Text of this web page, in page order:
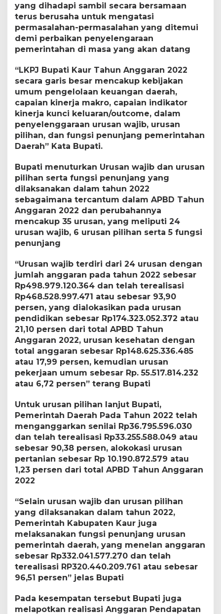
yang dihadapi sambil secara bersamaan
terus berusaha untuk mengatasi
permasalahan-permasalahan yang ditemui
demi perbaikan penyelengaraan
pemerintahan di masa yang akan datang
“LKPJ Bupati Kaur Tahun Anggaran 2022
secara garis besar mencakup kebijakan
umum pengelolaan keuangan daerah,
capaian kinerja makro, capaian indikator
kinerja kunci keluaran/outcome, dalam
penyelenggaraan urusan wajib, urusan
pilihan, dan fungsi penunjang pemerintahan
Daerah” Kata Bupati.
Bupati menuturkan Urusan wajib dan urusan
pilihan serta fungsi penunjang yang
dilaksanakan dalam tahun 2022
sebagaimana tercantum dalam APBD Tahun
Anggaran 2022 dan perubahannya
mencakup 35 urusan, yang meliputi 24
urusan wajib, 6 urusan pilihan serta 5 fungsi
penunjang
“Urusan wajib terdiri dari 24 urusan dengan
jumlah anggaran pada tahun 2022 sebesar
Rp498.979.120.364 dan telah terealisasi
Rp468.528.997.471 atau sebesar 93,90
persen, yang dialokasikan pada urusan
pendidikan sebesar Rp174.323.052.372 atau
21,10 persen dari total APBD Tahun
Anggaran 2022, urusan kesehatan dengan
total anggaran sebesar Rp148.625.336.485
atau 17,99 persen, kemudian urusan
pekerjaan umum sebesar Rp. 55.517.814.232
atau 6,72 persen” terang Bupati
Untuk urusan pilihan lanjut Bupati,
Pemerintah Daerah Pada Tahun 2022 telah
menganggarkan senilai Rp36.795.596.030
dan telah terealisasi Rp33.255.588.049 atau
sebesar 90,38 persen, alokokasi urusan
pertanian sebesar Rp 10.190.872.579 atau
1,23 persen dari total APBD Tahun Anggaran
2022
“Selain urusan wajib dan urusan pilihan
yang dilaksanakan dalam tahun 2022,
Pemerintah Kabupaten Kaur juga
melaksanakan fungsi penunjang urusan
pemerintah daerah, yang menelan anggaran
sebesar Rp332.041.577.270 dan telah
terealisasi RP320.440.209.761 atau sebesar
96,51 persen” jelas Bupati
Pada kesempatan tersebut Bupati juga
melapotkan realisasi Anggaran Pendapatan